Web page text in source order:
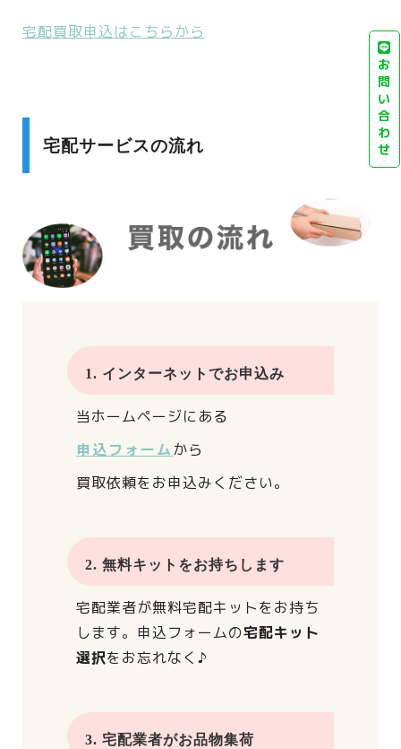
宅配買取申込はこちらから
宅配サービスの流れ
1. インターネットでお申込み
当ホームページにある
申込フォームから
買取依頼をお申込みください。
2. 無料キットをお持ちします
宅配業者が無料宅配キットをお持ち
します。 申込フォームの宅配キット
選択をお忘れなく♪
3. 宅配業者がお品物集荷
お
問
い
合
わ
せ